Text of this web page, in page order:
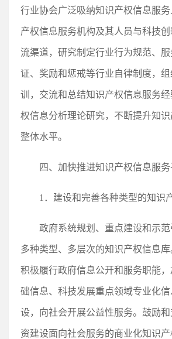
行业协会广泛吸纳知识产权信息服
产权信息服务机构及其人员与科技
流渠道，研究制定行业行为规范、
证、奖励和惩戒等行业自律制度，
训，交流和总结知识产权信息服务
权信息分析理论研究，不断提升知
整体水平。
四、加快推进知识产权信息服
1．建设和完善各种类型的知识
政府系统规划、重点建设和示
多种类型、多层次的知识产权信息库
积极履行政府信息公开和服务职能
础信息、科技发展重点领域专业化
设，向社会开展公益性服务。鼓励
资建设面向社会服务的商业化知识